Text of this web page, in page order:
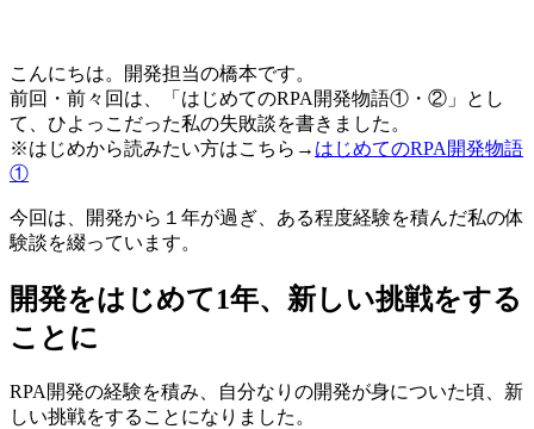
こんにちは。開発担当の橋本です。
前回・前々回は、「はじめてのRPA開発物語①・②」とし
て、ひよっこだった私の失敗談を書きました。
※はじめから読みたい方はこちら→ はじめてのRPA開発物語
①
今回は、開発から１年が過ぎ、ある程度経験を積んだ私の体
験談を綴っています。
開発をはじめて1年、新しい挑戦をする
ことに
RPA開発の経験を積み、自分なりの開発が身についた頃、新
しい挑戦をすることになりました。